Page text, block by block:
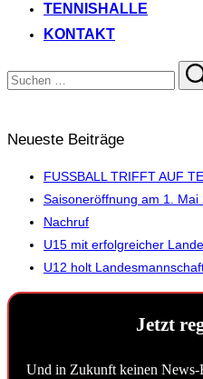
TENNISHALLE
KONTAKT
Suchen
nach:
Neueste Beiträge
FUSSBALL TRIFFT AUF
Saisoneröffnung am 1. Mai
Nachruf
U15 mit erfolgreicher
U12 holt
Jetzt
Und in Zukunft keinen News-